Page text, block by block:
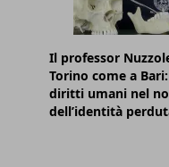
Il professor
Torino come a
diritti umani nel
dell’identità